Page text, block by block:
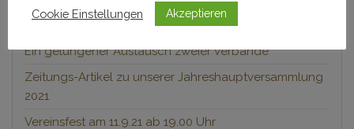
Hochgefühle am Himmel
Ein gelungener Austausch zweier Verbände
Zeitungs-Artikel zu unserer Jahreshauptversammlung
2021
Vereinsfest am 11.9.21 ab 19.00 Uhr
Cookie Einstellungen Akzeptieren